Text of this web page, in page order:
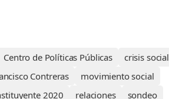
Centro de Políticas Públicas
crisis social
Contreras
movimiento social
2020
relaciones sondeo